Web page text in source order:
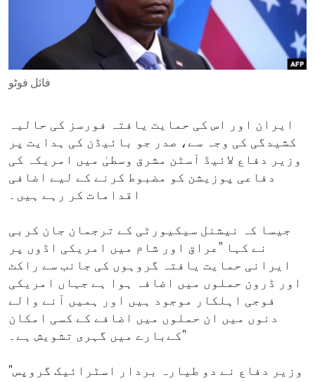
ENVIRONMENT AND HEALTH
IDEALS AND INSTITUTIONS
فائل فوٹو
ایران اور اس کی حمایت یافتہ فورسز کی حالیہ
کشیدگی کی وجہ سے، صدر جو بائیڈن کی ہدایت پر
وزیر دفاع لائیڈ آسٹن مشرق وسطیٰ میں امریکہ کی
دفاعی پوزیشن کو مضبوط کرنے کے لیے اضافی
اقدامات کر رہے ہیں۔
جیسا کہ نیشنل سیکیورٹی کے ترجمان جان کربی
نے کہا "عراق اور شام میں امریکی اڈوں پر
ایرانی حمایت یافتہ گروہوں کی جانب سے راکٹ
اور ڈرون حملوں میں اضافہ ہوا ہے جہاں امریکی
فوجی اہلکار موجود ہیں اور ہمیں آنے والے
دنوں میں ان حملوں میں اضافے کے کسی امکان
کےبارے میں گہری تشویش ہے۔"
"وزیر دفاع نے دو طیارہ بردار اسٹرائیک گروپس